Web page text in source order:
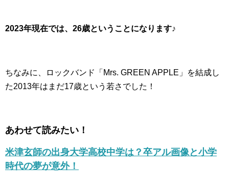
2023年現在では、26歳ということになります♪
ちなみに、ロックバンド「Mrs. GREEN APPLE」を結成し
た2013年はまだ17歳という若さでした！
あわせて読みたい！
米津玄師の出身大学高校中学は？卒アル画像と小学
時代の夢が意外！